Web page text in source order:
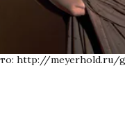
http://meyerhold.ru/